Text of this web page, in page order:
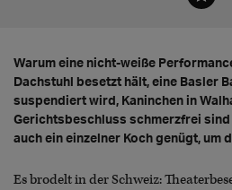
Warum eine nicht-weiße
Dachstuhl besetzt hält, eine Basler
suspendiert wird, Kaninchen in
Gerichtsbeschluss schmerzfrei
auch ein einzelner Koch genügt, um
Es brodelt in der Schweiz: